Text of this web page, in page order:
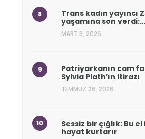
Trans kadın yayıncı
yaşamına son verdi:…
MART 3, 2026
Patriyarkanın cam
Sylvia Plath’ın itirazı
TEMMUZ 26, 2026
Sessiz bir çığlık: Bu
hayat kurtarır